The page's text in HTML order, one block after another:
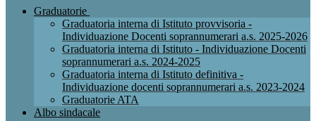
Graduatorie
Graduatoria interna di Istituto provvisoria -
Individuazione Docenti soprannumerari a.s. 2025-2026
Graduatoria interna di Istituto - Individuazione Docenti
soprannumerari a.s. 2024-2025
Graduatoria interna di Istituto definitiva -
Individuazione docenti soprannumerari a.s. 2023-2024
Graduatorie ATA
Albo sindacale